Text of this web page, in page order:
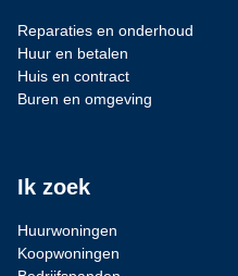
Reparaties en onderhoud
Huur en betalen
Huis en contract
Buren en omgeving
Ik zoek
Huurwoningen
Koopwoningen